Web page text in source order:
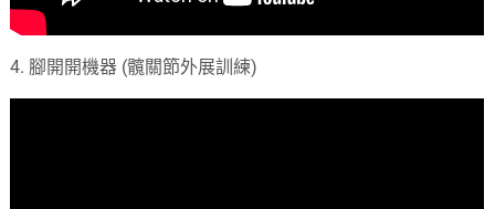
4. 腳開開機器 (髖關節外展訓練)